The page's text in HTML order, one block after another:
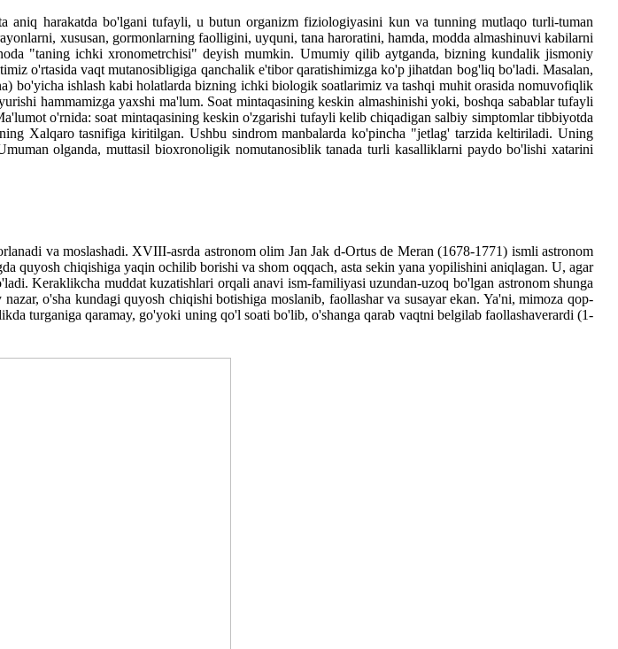
harakatda bo'lgani tufayli, u butun organizm fiziologiyasini kun va tunning mutlaqo turli-tuman
xususan, gormonlarning faolligini, uyquni, tana haroratini, hamda, modda almashinuvi kabilarni
"taning ichki xronometrchisi" deyish mumkin. Umumiy qilib aytganda, bizning kundalik jismoniy
o'rtasida vaqt mutanosibligiga qanchalik e'tibor qaratishimizga ko'p jihatdan bog'liq bo'ladi. Masalan,
bo'yicha ishlash kabi holatlarda bizning ichki biologik soatlarimiz va tashqi muhit orasida nomuvofiqlik
hammamizga yaxshi ma'lum. Soat mintaqasining keskin almashinishi yoki, boshqa sabablar tufayli
o'rnida: soat mintaqasining keskin o'zgarishi tufayli kelib chiqadigan salbiy simptomlar tibbiyotda
Xalqaro tasnifiga kiritilgan. Ushbu sindrom manbalarda ko'pincha "jetlag' tarzida keltiriladi. Uning
olganda, muttasil bioxronoligik nomutanosiblik tanada turli kasalliklarni paydo bo'lishi xatarini
va moslashadi. XVIII-asrda astronom olim Jan Jak d-Ortus de Meran (1678-1771) ismli astronom
quyosh chiqishiga yaqin ochilib borishi va shom oqqach, asta sekin yana yopilishini aniqlagan. U, agar
Keraklikcha muddat kuzatishlari orqali anavi ism-familiyasi uzundan-uzoq bo'lgan astronom shunga
o'sha kundagi quyosh chiqishi botishiga moslanib, faollashar va susayar ekan. Ya'ni, mimoza qop-
turganiga qaramay, go'yoki uning qo'l soati bo'lib, o'shanga qarab vaqtni belgilab faollashaverardi (1-